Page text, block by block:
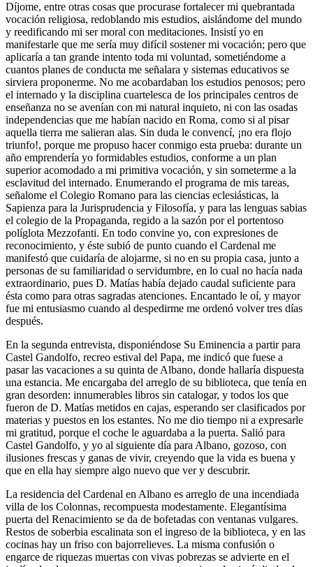
Díjome, entre otras cosas que procurase fortalecer mi quebrantada
vocación religiosa, redoblando mis estudios, aislándome del mundo
y reedificando mi ser moral con meditaciones. Insistí yo en
manifestarle que me sería muy difícil sostener mi vocación; pero que
aplicaría a tan grande intento toda mi voluntad, sometiéndome a
cuantos planes de conducta me señalara y sistemas educativos se
sirviera proponerme. No me acobardaban los estudios penosos; pero
el internado y la disciplina cuartelesca de los principales centros de
enseñanza no se avenían con mi natural inquieto, ni con las osadas
independencias que me habían nacido en Roma, como si al pisar
aquella tierra me salieran alas. Sin duda le convencí, ¡no era flojo
triunfo!, porque me propuso hacer conmigo esta prueba: durante un
año emprendería yo formidables estudios, conforme a un plan
superior acomodado a mi primitiva vocación, y sin someterme a la
esclavitud del internado. Enumerando el programa de mis tareas,
señalome el Colegio Romano para las ciencias eclesiásticas, la
Sapienza para la Jurisprudencia y Filosofía, y para las lenguas sabias
el colegio de la Propaganda, regido a la sazón por el portentoso
políglota Mezzofanti. En todo convine yo, con expresiones de
reconocimiento, y éste subió de punto cuando el Cardenal me
manifestó que cuidaría de alojarme, si no en su propia casa, junto a
personas de su familiaridad o servidumbre, en lo cual no hacía nada
extraordinario, pues D. Matías había dejado caudal suficiente para
ésta como para otras sagradas atenciones. Encantado le oí, y mayor
fue mi entusiasmo cuando al despedirme me ordenó volver tres días
después.
En la segunda entrevista, disponiéndose Su Eminencia a partir para
Castel Gandolfo, recreo estival del Papa, me indicó que fuese a
pasar las vacaciones a su quinta de Albano, donde hallaría dispuesta
una estancia. Me encargaba del arreglo de su biblioteca, que tenía en
gran desorden: innumerables libros sin catalogar, y todos los que
fueron de D. Matías metidos en cajas, esperando ser clasificados por
materias y puestos en los estantes. No me dio tiempo ni a expresarle
mi gratitud, porque el coche le aguardaba a la puerta. Salió para
Castel Gandolfo, y yo al siguiente día para Albano, gozoso, con
ilusiones frescas y ganas de vivir, creyendo que la vida es buena y
que en ella hay siempre algo nuevo que ver y descubrir.
La residencia del Cardenal en Albano es arreglo de una incendiada
villa de los Colonnas, recompuesta modestamente. Elegantísima
puerta del Renacimiento se da de bofetadas con ventanas vulgares.
Restos de soberbia escalinata son el ingreso de la biblioteca, y en las
cocinas hay un friso con bajorrelieves. La misma confusión o
engarce de riquezas muertas con vivas pobrezas se advierte en el